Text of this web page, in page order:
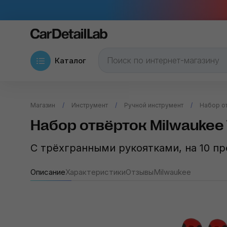
Каталог
Магазин Инструмент Ручной инструмент Набор
Набор отвёрток
С трёхгранными рукоятками, на 10
ОписаниеХарактеристикиОтзывыMilwaukee